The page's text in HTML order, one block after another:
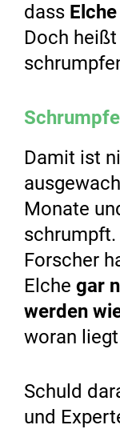
dass
Doch
Damit ist
Monate
schrumpft.
Forscher
Elche gar
werden
woran
Schuld
und